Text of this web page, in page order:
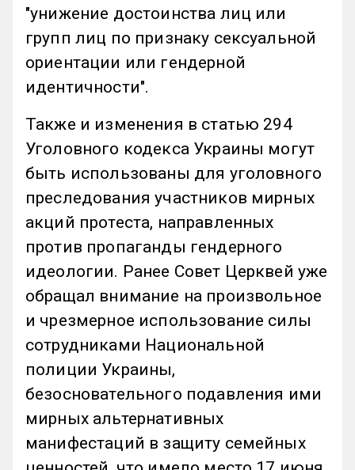
"унижение достоинства лиц или
групп лиц по признаку сексуальной
ориентации или гендерной
идентичности".
Также и изменения в статью 294
Уголовного кодекса Украины могут
быть использованы для уголовного
преследования участников мирных
акций протеста, направленных
против пропаганды гендерного
идеологии. Ранее Совет Церквей уже
обращал внимание на произвольное
и чрезмерное использование силы
сотрудниками Национальной
полиции Украины,
безосновательного подавления ими
мирных альтернативных
манифестаций в защиту семейных